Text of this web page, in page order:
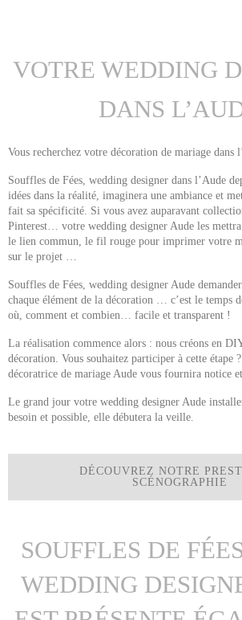
VOTRE WEDDING
DANS
Vous recherchez votre décoration de mariage dans
Souffles de Fées, wedding designer dans l’Aude
idées dans la réalité, imaginera une ambiance et
fait sa spécificité. Si vous avez auparavant
Pinterest… votre wedding designer Aude les
le lien commun, le fil rouge pour imprimer votre
sur le projet …
Souffles de Fées, wedding designer Aude
chaque élément de la décoration … c’est le temps
où, comment et combien… facile et transparent !
La réalisation commence alors : nous créons en
décoration. Vous souhaitez participer à cette étape
décoratrice de mariage Aude vous fournira notice
Le grand jour votre wedding designer Aude
besoin et possible, elle débutera la veille.
DÉCOUVREZ NOTRE
SCÉNOGRAPHIE
SOUFFLES DE
WEDDING